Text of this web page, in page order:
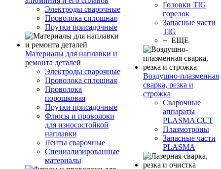
Электроды сварочные
Проволока сплошная
Прутки присадочные
Материалы для наплавки и
ремонта деталей
Электроды сварочные
Проволока сплошная
Проволока
порошковая
Прутки присадочные
Флюсы и проволоки
для износостойкой
наплавки
Ленты сварочные
Специализированные
материалы
Головки TIG
горелок
Запасные части
TIG
+ ЕЩЕ
Воздушно-плазменная
сварка, резка и
строжка
Сварочные
аппараты
PLASMA CUT
Плазмотроны
Запасные части
PLASMA